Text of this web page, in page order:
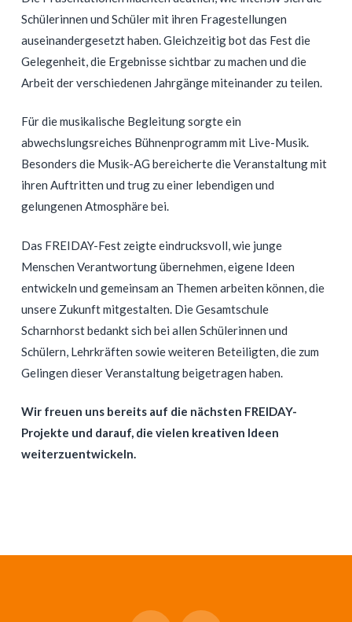
Schülerinnen und Schüler mit ihren Fragestellungen
auseinandergesetzt haben. Gleichzeitig bot das Fest die
Gelegenheit, die Ergebnisse sichtbar zu machen und die
Arbeit der verschiedenen Jahrgänge miteinander zu teilen.
Für die musikalische Begleitung sorgte ein
abwechslungsreiches Bühnenprogramm mit Live-Musik.
Besonders die Musik-AG bereicherte die Veranstaltung mit
ihren Auftritten und trug zu einer lebendigen und
gelungenen Atmosphäre bei.
Das FREIDAY-Fest zeigte eindrucksvoll, wie junge
Menschen Verantwortung übernehmen, eigene Ideen
entwickeln und gemeinsam an Themen arbeiten können, die
unsere Zukunft mitgestalten. Die Gesamtschule
Scharnhorst bedankt sich bei allen Schülerinnen und
Schülern, Lehrkräften sowie weiteren Beteiligten, die zum
Gelingen dieser Veranstaltung beigetragen haben.
Wir freuen uns bereits auf die nächsten FREIDAY-
Projekte und darauf, die vielen kreativen Ideen
weiterzuentwickeln.